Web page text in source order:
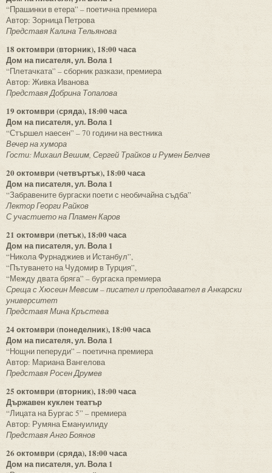
“Прашинки в етера” – поетична премиера
Автор: Зорница Петрова
Представя Калина Тельянова
18 октомври (вторник), 18:00 часа
Дом на писателя, ул. Вола 1
“Плетачката” – сборник разкази, премиера
Автор: Живка Иванова
Представя Добрина Топалова
19 октомври (сряда), 18:00 часа
Дом на писателя, ул. Вола 1
“Стършел наесен” – 70 години на вестника
Вечер на хумора
Гости: Михаил Вешим, Сергей Трайков и Румен Белчев
20 октомври (четвъртък), 18:00 часа
Дом на писателя, ул. Вола 1
“Забравените бургаски поети с необичайна съдба”
Лектор Георги Райков
С участието на Пламен Каров
21 октомври (петък), 18:00 часа
Дом на писателя, ул. Вола 1
“Никола Фурнаджиев и Истанбул”,
“Пътуването на Чудомир в Турция”,
“Между двата бряга” – бургаска премиера
Среща с Хюсеин Мевсим – писател и преподавател в Анкарски
университет
Представя Мина Кръстева
24 октомври (понеделник), 18:00 часа
Дом на писателя, ул. Вола 1
“Нощни пеперуди” – поетична премиера
Автор: Мариана Вангелова
Представя Росен Друмев
25 октомври (вторник), 18:00 часа
Държавен куклен театър
“Лицата на Бургас 5” – премиера
Автор: Румяна Емануилиду
Представя Анго Боянов
26 октомври (сряда), 18:00 часа
Дом на писателя, ул. Вола 1